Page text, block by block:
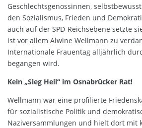
Geschlechtsgenossinnen,
den Sozialismus, Frieden und
auch auf der SPD-Reichsebene setzte
ist vor allem Alwine Wellmann zu
Internationale Frauentag alljährlich
begangen wird.
Kein „Sieg Heil“ im Osnabrücker Rat!
Wellmann war eine profilierte
für sozialistische Politik und
Naziversammlungen und hielt dort mit